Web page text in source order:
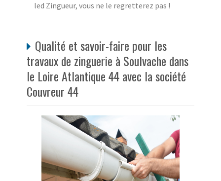
led Zingueur, vous ne le regretterez pas !
Qualité et savoir-faire pour les
travaux de zinguerie à Soulvache dans
le Loire Atlantique 44 avec la société
Couvreur 44